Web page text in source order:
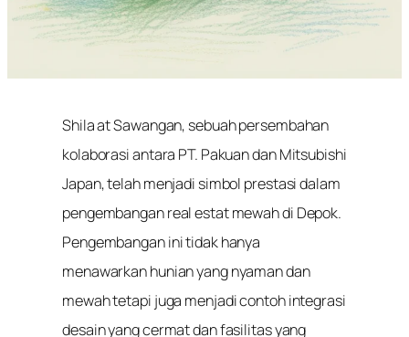
24 April 2024
Shila at Sawangan, sebuah persembahan
kolaborasi antara PT. Pakuan dan Mitsubishi
Japan, telah menjadi simbol prestasi dalam
pengembangan real estat mewah di Depok.
Pengembangan ini tidak hanya
menawarkan hunian yang nyaman dan
mewah tetapi juga menjadi contoh integrasi
desain yang cermat dan fasilitas yang